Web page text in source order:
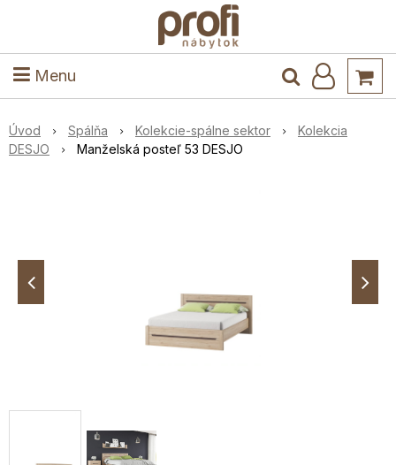
Menu
Kuchyňa a jedáleň
Úvod Spálňa Kolekcie-spálne sektor
Kolekcia
DESJO
Manželská posteľ 53 DESJO